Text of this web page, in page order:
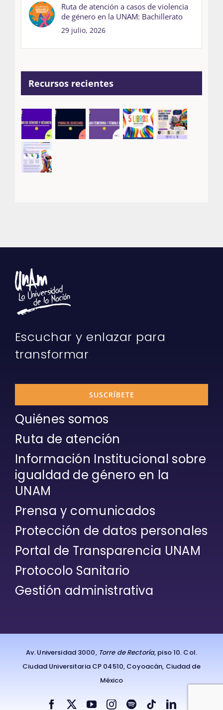
Ruta de atención a casos de violencia
de género en la UNAM: Bachillerato
29 julio, 2026
Recursos recientes
Escuchar y enlazar para
transformar
SUSCRÍBETE
Quiénes somos
Ruta de atención
Información Institucional sobre
igualdad de género en la
UNAM
Prensa y comunicados
Protección de datos personales
Portal de Transparencia UNAM
Protocolo Sanitario
Gestión administrativa
Av. Universidad 3000, Torre de Rectoría, piso 10. Col.
Ciudad Universitaria CP 04510, Coyoacán, Ciudad de
México